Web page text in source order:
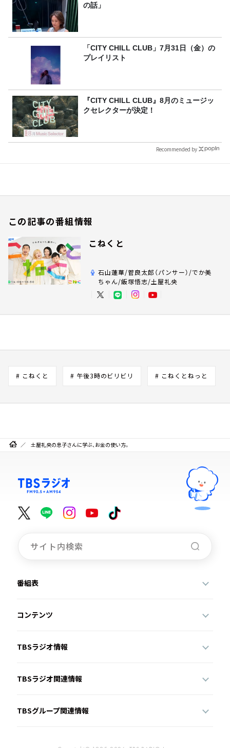
の話」
「CITY CHILL CLUB」7月31日（金）の
プレイリスト
『CITY CHILL CLUB』8月のミュージッ
クセレクターが決定！
Recommended by
この記事の番組情報
こねくと
石山蓮華/菅良太郎（パンサー）/でか美
ちゃん/飯塚悟志/土屋礼央
# こねくと # 午後3時のビリビリ # こねくとねっと
土屋礼央の息子さんに学ぶ、お金の使い方。
番組表
コンテンツ
TBSラジオ情報
TBSラジオ関連情報
TBSグループ関連情報